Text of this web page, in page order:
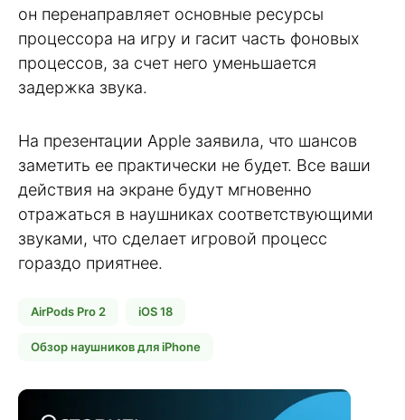
он перенаправляет основные ресурсы
процессора на игру и гасит часть фоновых
процессов, за счет него уменьшается
задержка звука.
На презентации Apple заявила, что шансов
заметить ее практически не будет. Все ваши
действия на экране будут мгновенно
отражаться в наушниках соответствующими
звуками, что сделает игровой процесс
гораздо приятнее.
AirPods Pro 2 iOS 18
Обзор наушников для iPhone